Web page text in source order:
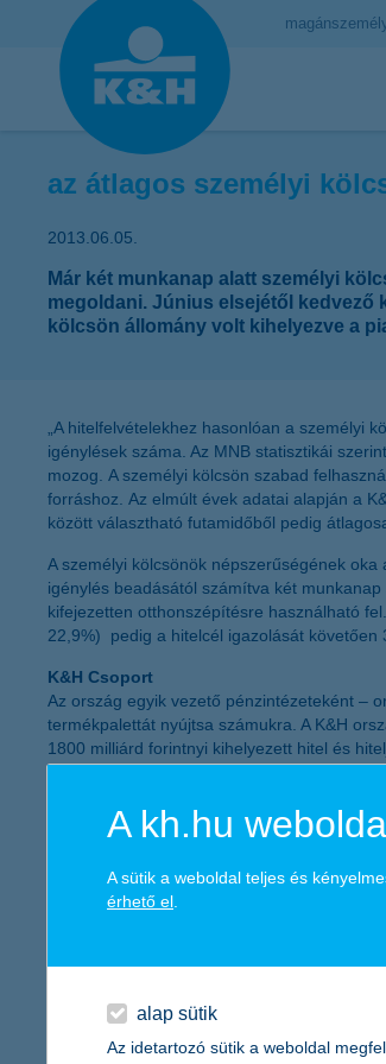
az átlagos személyi
2013.06.05.
Már két munkanap alatt személyi
megoldani. Június elsejétől kedvező
kölcsön állomány volt kihelyezve a
„A hitelfelvételekhez hasonlóan a személyi
igénylések száma. Az MNB statisztikái
mozog. A személyi kölcsön szabad
forráshoz. Az elmúlt évek adatai alapján a
között választható futamidőből pedig
A személyi kölcsönök népszerűségének
igénylés beadásától számítva két
kifejezetten otthonszépítésre használható
22,9%) pedig a hitelcél igazolását követően
K&H Csoport
Az ország egyik vezető pénzintézeteként –
termékpalettát nyújtsa számukra. A K&H
1800 milliárd forintnyi kihelyezett hitel és
A KBC az elmúlt 15 évben mintegy 300
főbb adataink:
2012. december 31-én:
mérlegfőösszeg (IFRS konszolidált, nem
adózás utáni eredmény (IFRS konszolidált,
A kh.hu
A sütik a weboldal teljes és
érhető el
alap sütik
Az idetartozó sütik a weboldal